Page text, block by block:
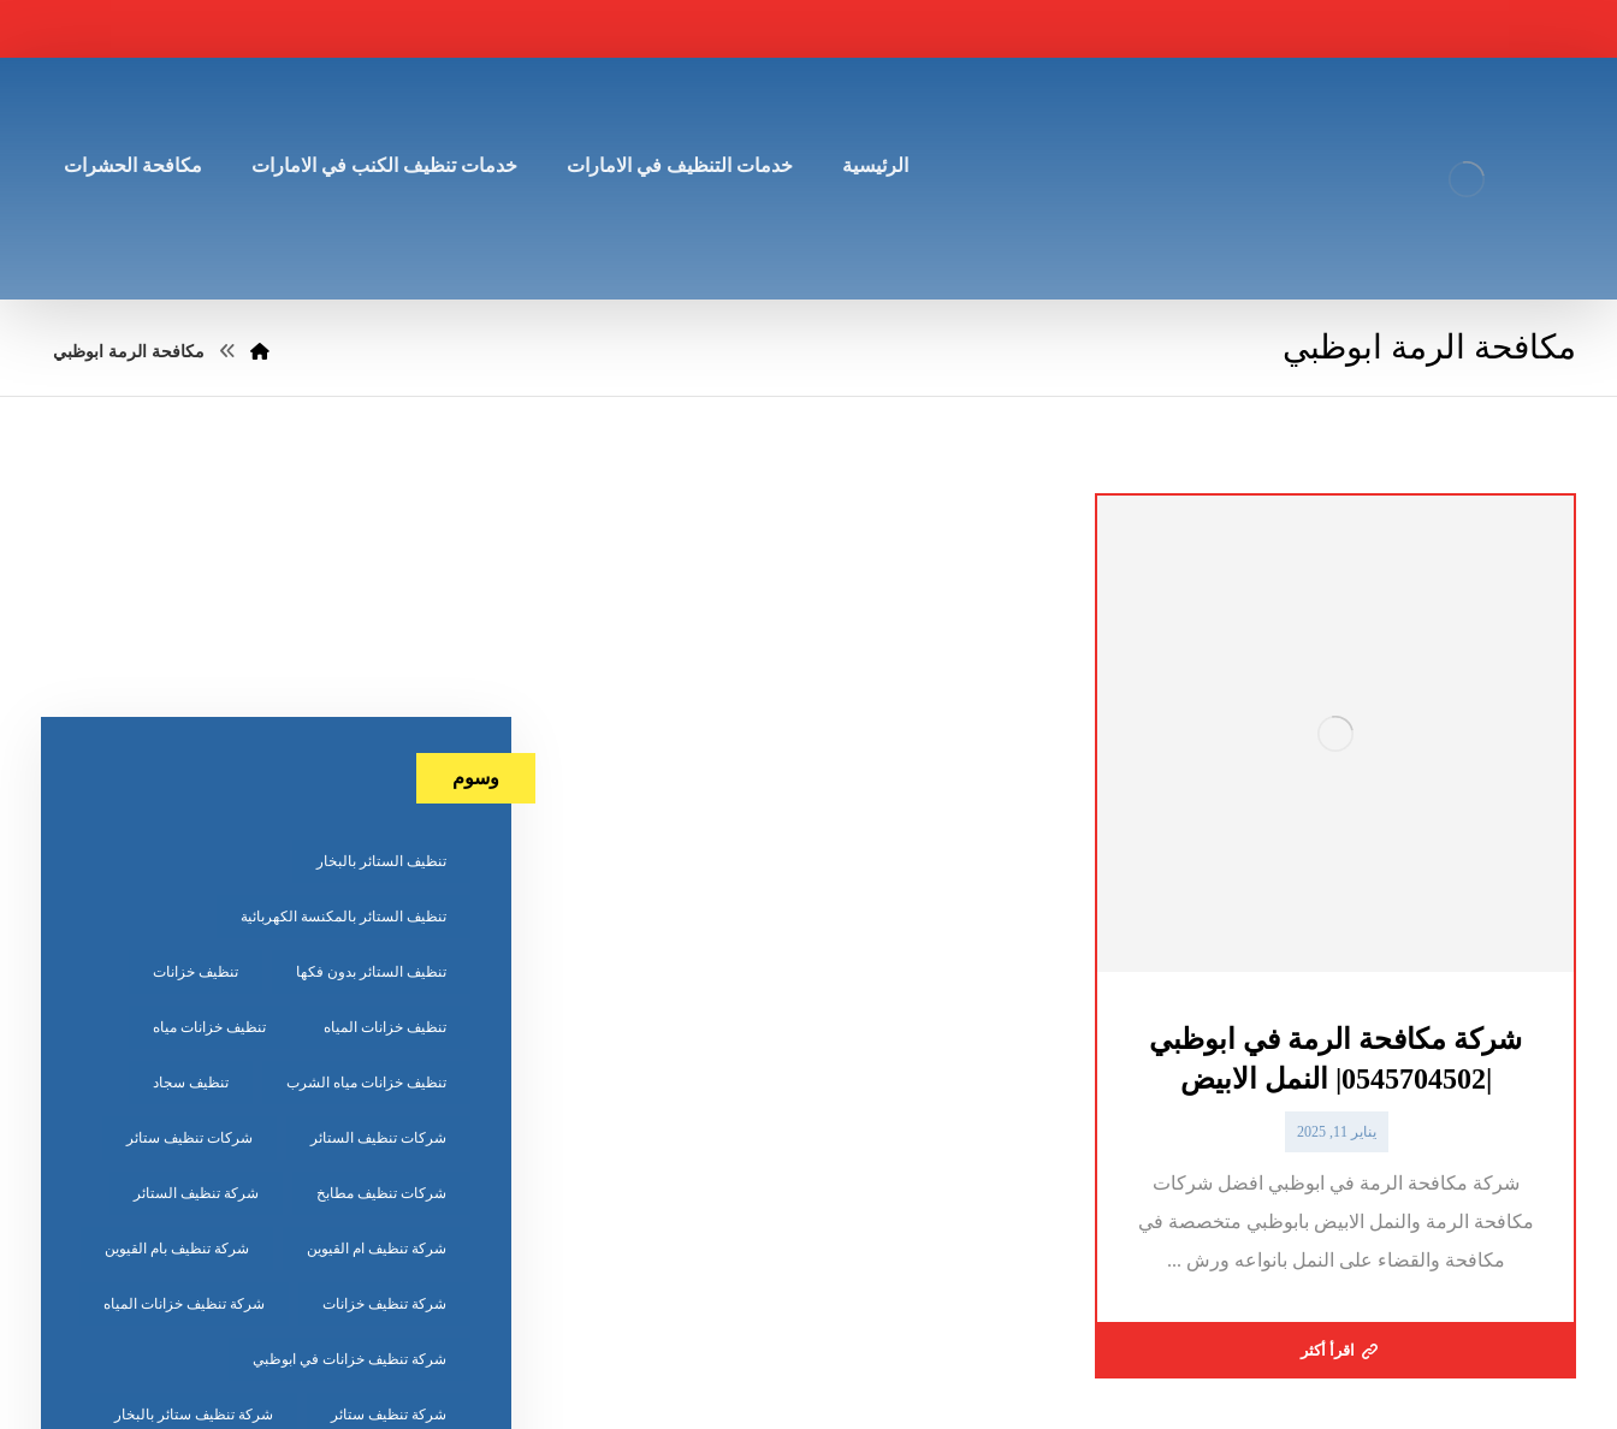
الرئيسية خدمات التنظيف في الامارات خدمات تنظيف الكنب في الامارات مكافحة الحشرات
مكافحة الرمة ابوظبي مكافحة الرمة ابوظبي
شركة مكافحة الرمة في ابوظبي
يناير 11, 2025
شركة مكافحة الرمة في ابوظبي افضل شركات
مكافحة الرمة والنمل الابيض بابوظبي متخصصة في
مكافحة والقضاء على النمل بانواعه ورش ...
اقرأ أكثر
وسوم
تنظيف الستائر بالبخار
تنظيف الستائر بالمكنسة الكهربائية
تنظيف الستائر بدون فكها تنظيف خزانات
تنظيف خزانات المياه تنظيف خزانات مياه
تنظيف خزانات مياه الشرب تنظيف سجاد
شركات تنظيف الستائر شركات تنظيف ستائر
شركات تنظيف مطابخ شركة تنظيف الستائر
شركة تنظيف ام القيوين شركة تنظيف بام القيوين
شركة تنظيف خزانات شركة تنظيف خزانات المياه
شركة تنظيف خزانات في ابوظبي
شركة تنظيف ستائر شركة تنظيف ستائر بالبخار